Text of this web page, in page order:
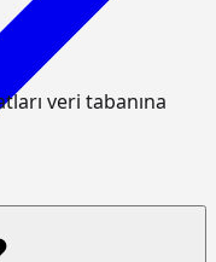
veri tabanına